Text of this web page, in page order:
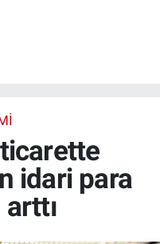
idari para
arttı